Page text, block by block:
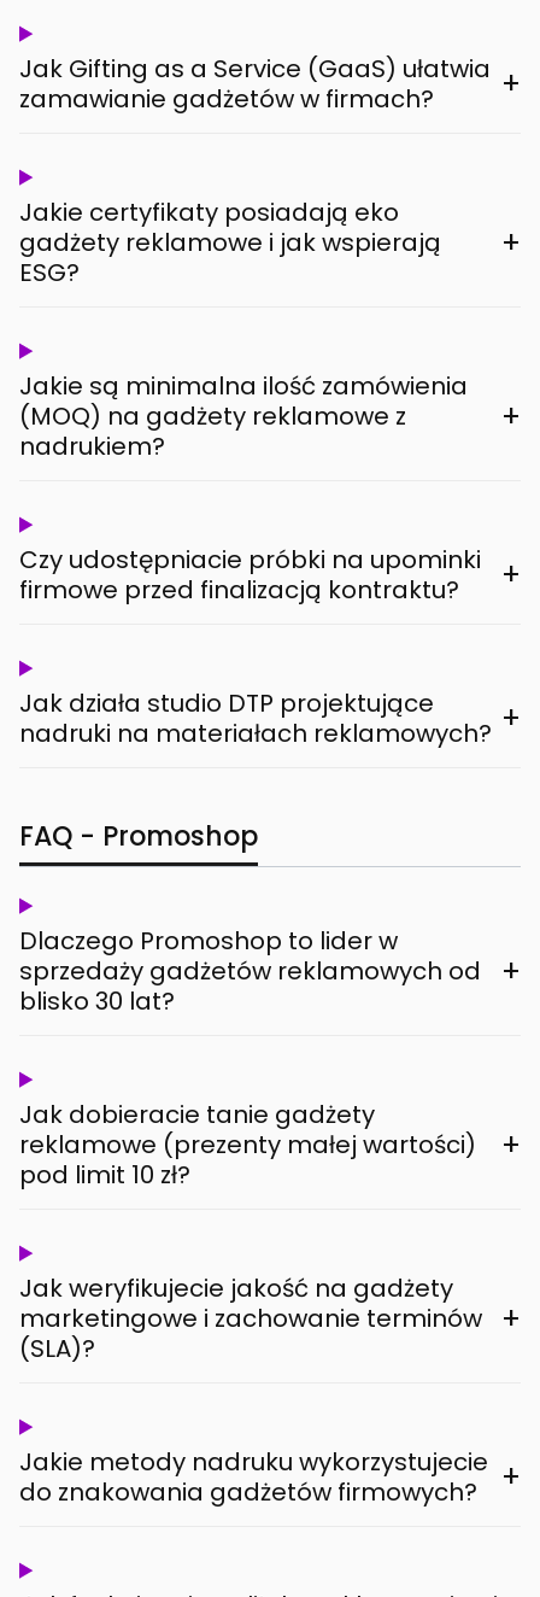
Jak Gifting as a Service (GaaS) ułatwia
zamawianie gadżetów w firmach?
+
Jakie certyfikaty posiadają eko
gadżety reklamowe i jak wspierają
ESG?
+
Jakie są minimalna ilość zamówienia
(MOQ) na gadżety reklamowe z
nadrukiem?
+
Czy udostępniacie próbki na upominki
firmowe przed finalizacją kontraktu?
+
Jak działa studio DTP projektujące
nadruki na materiałach reklamowych? +
FAQ - Promoshop
Dlaczego Promoshop to lider w
sprzedaży gadżetów reklamowych od
blisko 30 lat?
+
Jak dobieracie tanie gadżety
reklamowe (prezenty małej wartości)
pod limit 10 zł?
+
Jak weryfikujecie jakość na gadżety
marketingowe i zachowanie terminów
(SLA)?
+
Jakie metody nadruku wykorzystujecie
do znakowania gadżetów firmowych?
+